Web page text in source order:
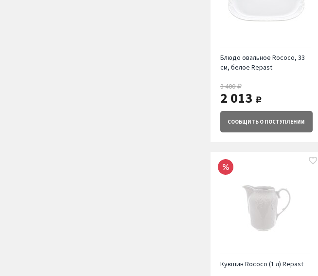
Блюдо овальное Rococo, 33
см, белое Repast
3 400руб.
2 013 руб.
СООБЩИТЬ О ПОСТУПЛЕНИИ
Кувшин Rococo (1 л) Repast